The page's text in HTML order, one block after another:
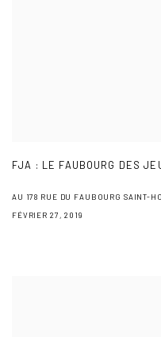
FJA : LE FAUBOURG DES
AU 178 RUE DU FAUBOURG SAINT-
FÉVRIER 27, 2019